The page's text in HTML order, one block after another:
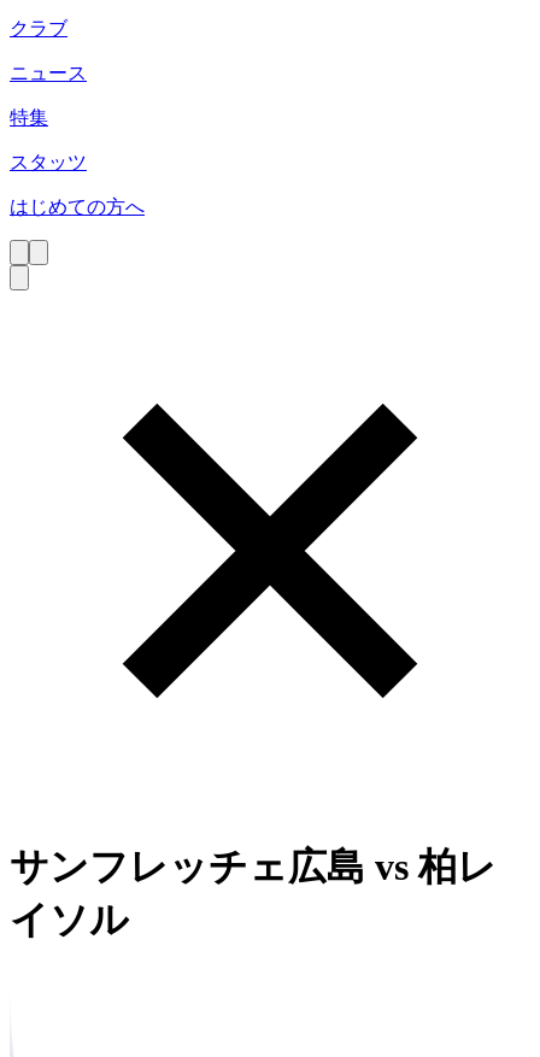
クラブ
ニュース
特集
スタッツ
はじめての方へ
サンフレッチェ広島 vs柏レ
イソル